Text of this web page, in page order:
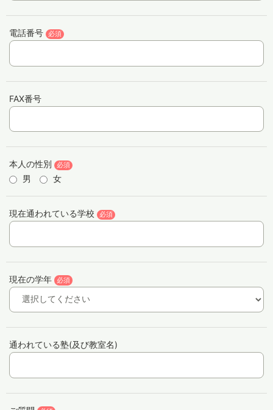
電話番号 必須
FAX番号
本人の性別 必須
男 女
現在通われている学校 必須
現在の学年 必須
通われている塾(及び教室名)